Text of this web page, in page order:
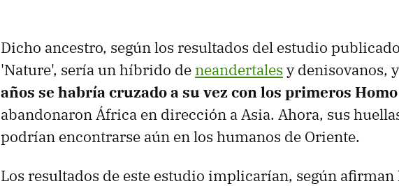
Dicho ancestro, según los resultados del estudio
'Nature', sería un híbrido de neandertales y denisovanos, y
años se habría cruzado a su vez con los primeros
abandonaron África en dirección a Asia. Ahora, sus
podrían encontrarse aún en los humanos de Oriente.
Los resultados de este estudio implicarían, según afirman